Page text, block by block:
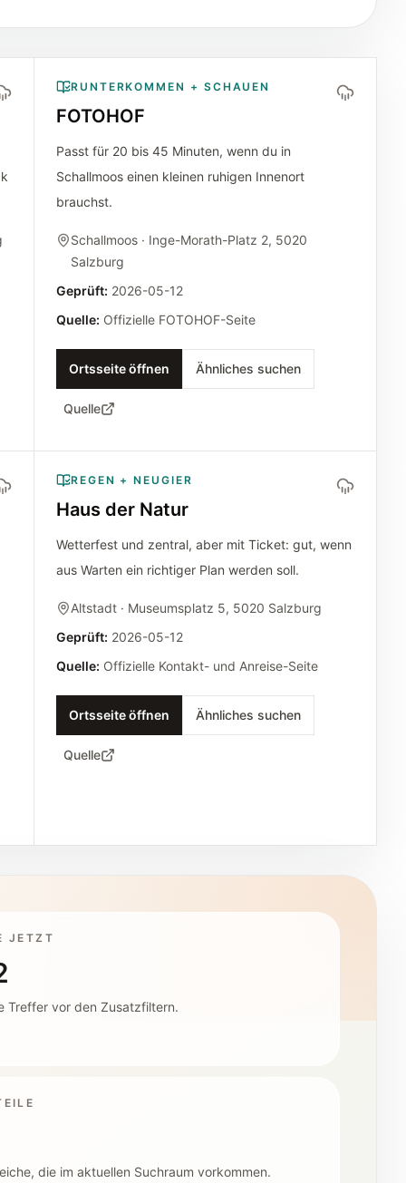
RUNTERKOMMEN + SCHAUEN
FOTOHOF
Passt für 20 bis 45 Minuten, wenn du in
Schallmoos einen kleinen ruhigen Innenort
brauchst.
Schallmoos· Inge-Morath-Platz 2, 5020
Salzburg
Geprüft: 2026-05-12
Quelle: Offizielle FOTOHOF-Seite
Ortsseite öffnen Ähnliches suchen
Quelle
REGEN + NEUGIER
Haus der Natur
Wetterfest und zentral, aber mit Ticket: gut, wenn
aus Warten ein richtiger Plan werden soll.
Altstadt· Museumsplatz 5, 5020 Salzburg
Geprüft: 2026-05-12
Quelle: Offizielle Kontakt- und Anreise-Seite
Ortsseite öffnen Ähnliches suchen
Quelle
JETZT
Treffer vor den Zusatzfiltern.
die im aktuellen Suchraum vorkommen.